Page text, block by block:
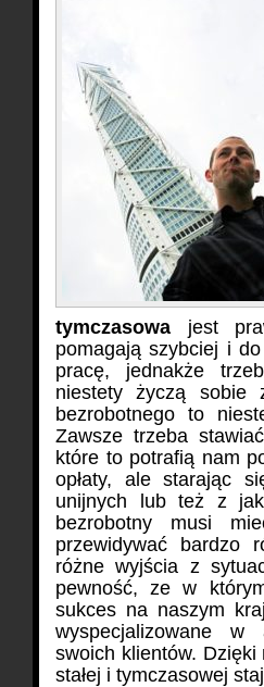
tymczasowa jest
pomagają szybciej i
pracę, jednakże
niestety życzą sobie
bezrobotnego to
Zawsze trzeba
które to potrafią nam
opłaty, ale starając
unijnych lub też z
bezrobotny musi
przewidywać bardzo
różne wyjścia z
pewność, ze w
sukces na naszym
wyspecjalizowane w
swoich klientów.
stałej i tymczasowej